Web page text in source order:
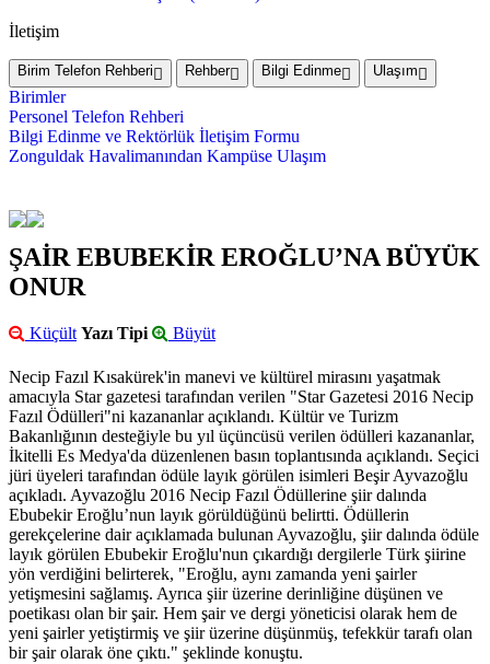
İletişim
Birim Telefon Rehberi Rehber Bilgi Edinme Ulaşım
Birimler
Personel Telefon Rehberi
Bilgi Edinme ve Rektörlük İletişim Formu
Zonguldak Havalimanından Kampüse Ulaşım
ŞAİR EBUBEKİR EROĞLU’NA BÜYÜK
ONUR
Küçült Yazı Tipi Büyüt
Necip Fazıl Kısakürek'in manevi ve kültürel mirasını yaşatmak
amacıyla Star gazetesi tarafından verilen "Star Gazetesi 2016 Necip
Fazıl Ödülleri"ni kazananlar açıklandı. Kültür ve Turizm
Bakanlığının desteğiyle bu yıl üçüncüsü verilen ödülleri kazananlar,
İkitelli Es Medya'da düzenlenen basın toplantısında açıklandı. Seçici
jüri üyeleri tarafından ödüle layık görülen isimleri Beşir Ayvazoğlu
açıkladı. Ayvazoğlu 2016 Necip Fazıl Ödüllerine şiir dalında
Ebubekir Eroğlu’nun layık görüldüğünü belirtti. Ödüllerin
gerekçelerine dair açıklamada bulunan Ayvazoğlu, şiir dalında ödüle
layık görülen Ebubekir Eroğlu'nun çıkardığı dergilerle Türk şiirine
yön verdiğini belirterek, "Eroğlu, aynı zamanda yeni şairler
yetişmesini sağlamış. Ayrıca şiir üzerine derinliğine düşünen ve
poetikası olan bir şair. Hem şair ve dergi yöneticisi olarak hem de
yeni şairler yetiştirmiş ve şiir üzerine düşünmüş, tefekkür tarafı olan
bir şair olarak öne çıktı." şeklinde konuştu.